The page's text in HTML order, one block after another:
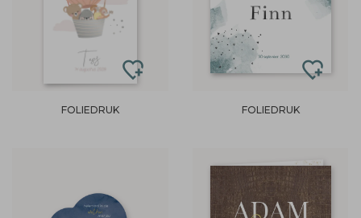
FOLIEDRUK FOLIEDRUK